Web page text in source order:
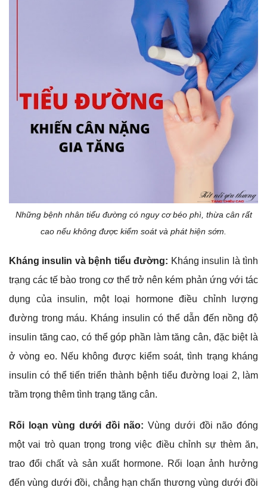
Những bệnh nhân tiểu đường có nguy cơ béo phì, thừa cân rất
cao nếu không được kiểm soát và phát hiện sớm.
Kháng insulin và bệnh tiểu đường: Kháng insulin là tình
trạng các tế bào trong cơ thể trở nên kém phản ứng với tác
dụng của insulin, một loại hormone điều chỉnh lượng
đường trong máu. Kháng insulin có thể dẫn đến nồng độ
insulin tăng cao, có thể góp phần làm tăng cân, đặc biệt là
ở vòng eo. Nếu không được kiểm soát, tình trạng kháng
insulin có thể tiến triển thành bệnh tiểu đường loại 2, làm
trầm trọng thêm tình trạng tăng cân.
Rối loạn vùng dưới đồi não: Vùng dưới đồi não đóng
một vai trò quan trọng trong việc điều chỉnh sự thèm ăn,
trao đổi chất và sản xuất hormone. Rối loạn ảnh hưởng
đến vùng dưới đồi, chẳng hạn chấn thương vùng dưới đồi